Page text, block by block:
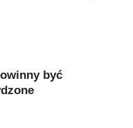
być